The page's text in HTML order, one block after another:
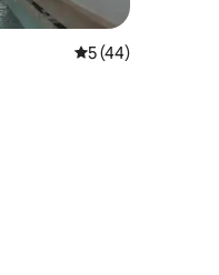
5 de uma
5 (44)